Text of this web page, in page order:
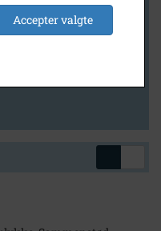
Accepter valgte